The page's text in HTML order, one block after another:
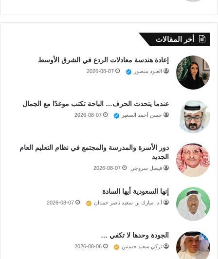
أخر المقالات
إعادة هندسة معادلات الردع في الشرق الأوسط
العنود منصور 2026-08-07
عندما يتحدث الحرف… الباحة تكتب موعدًا مع الجمال
حسن أحمد الصغير 2026-08-07
دور الأسرة والمدرسة والمجتمع في نظام التعليم العام
الجديد
فيصل سروجي 2026-08-07
إنها السعودية أيها السادة
أ.د. مبارك بن سعيد ناصر حمدان 2026-08-07
الجودة وحدها لا تكفي …
تركي سعيد حسنين 2026-08-06